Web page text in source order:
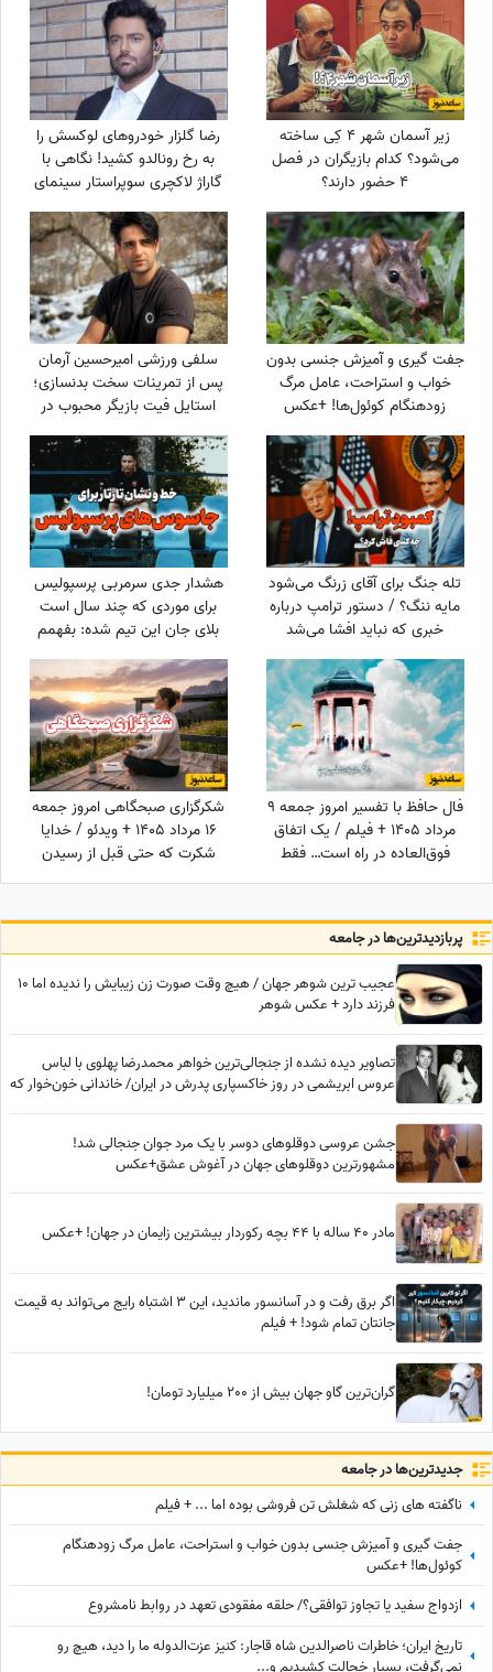
زیر آسمان شهر 4 کِی ساخته
می‌شود؟ کدام بازیگران در فصل
4 حضور دارند؟
رضا گلزار خودروهای لوکسش را
به رخ رونالدو کشید! نگاهی با
گاراژ لاکچری سوپراستار سینمای
ایران+عکس
جفت گیری و آمیزش جنسی بدون
خواب و استراحت، عامل مرگ
زودهنگام کوئول‌ها! +عکس
سلفی ورزشی امیرحسین آرمان
پس از تمرینات سخت بدنسازی؛
استایل فیت بازیگر محبوب در
باشگاه
تله جنگ برای آقای زرنگ می‌شود
مایه ننگ؟ / دستور ترامپ درباره
خبری که نباید افشا می‌شد
هشدار جدی سرمربی پرسپولیس
برای موردی که چند سال است
بلای جان این تیم شده: بفهمم
برخورد جدی می‌کنم
فال حافظ با تفسیر امروز جمعه 9
مرداد 1405 + فیلم / یک اتفاق
فوق‌العاده در راه است… فقط
کمی صبر کن و ببین! زندگی هنوز
داشته است!
شکرگزاری صبحگاهی امروز جمعه
16 مرداد 1405 + ویدئو / خدایا
شکرت که حتی قبل از رسیدن
آرزوهایم، آرامشِ ایمان به اجابت
پربازدید‌ترین‌ها در جامعه
عجیب ترین شوهر جهان / هیچ وقت صورت زن زیبایش را ندیده اما 10
فرزند دارد + عکس شوهر
تصاویر دیده نشده از جنجالی‌ترین خواهر محمدرضا پهلوی با لباس
عروس ابریشمی در روز خاکسپاری پدرش در ایران/ خاندانی خون‌خوار که
جشن عروسی دوقلوهای دوسر با یک مرد جوان جنجالی شد!
مشهورترین دوقلوهای جهان در آغوش عشق+عکس
مادر 40 ساله با 44 بچه رکوردار بیشترین زایمان در جهان! +عکس
اگر برق رفت و در آسانسور ماندید، این 3 اشتباه رایج می‌تواند به قیمت
جانتان تمام شود! + فیلم
گران‌ترین گاو جهان بیش از 200 میلیارد تومان!
جدید‌ترین‌ها در جامعه
ناگفته های زنی که شغلش تن فروشی بوده اما ... + فیلم
جفت گیری و آمیزش جنسی بدون خواب و استراحت، عامل مرگ زودهنگام
کوئول‌ها! +عکس
ازدواج سفید یا تجاوز توافقی؟/ حلقه مفقودی تعهد در روابط نامشروع
تاریخ ایران؛ خاطرات ناصرالدین شاه قاجار: کنیز عزت‌الدوله ما را دید، هیچ رو
نمی‌گرفت، بسیار خجالت کشیدیم و...